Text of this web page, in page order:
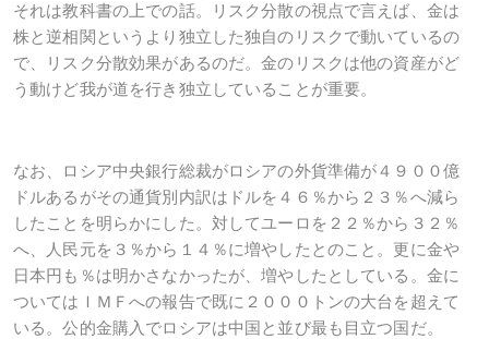
それは教科書の上での話。リスク分散の視点で言えば、金は
株と逆相関というより独立した独自のリスクで動いているの
で、リスク分散効果があるのだ。金のリスクは他の資産がど
う動けど我が道を行き独立していることが重要。
なお、ロシア中央銀行総裁がロシアの外貨準備が４９００億
ドルあるがその通貨別内訳はドルを４６％から２３％へ減ら
したことを明らかにした。対してユーロを２２％から３２％
へ、人民元を３％から１４％に増やしたとのこと。更に金や
日本円も％は明かさなかったが、増やしたとしている。金に
ついてはＩＭＦへの報告で既に２０００トンの大台を超えて
いる。公的金購入でロシアは中国と並び最も目立つ国だ。